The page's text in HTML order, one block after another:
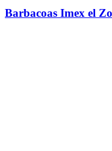
Barbacoas Imex el